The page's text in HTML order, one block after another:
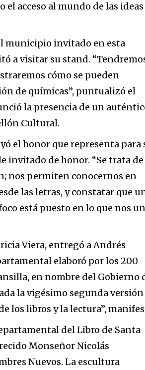
acceso al mundo de las
municipio invitado en esta
a visitar su stand.
cómo se pueden
de químicas”, puntualizó el
la presencia de un
Cultural.
el honor que representa para
invitado de honor. “Se trata de
nos permiten conocernos en
las letras, y constatar que
está puesto en lo que nos
Viera, entregó a Andrés
elaboró por los 200
en nombre del Gobierno
la vigésimo segunda versión
los libros y la lectura”,
del Libro de Santa
Monseñor Nicolás
Nuevos. La escultura